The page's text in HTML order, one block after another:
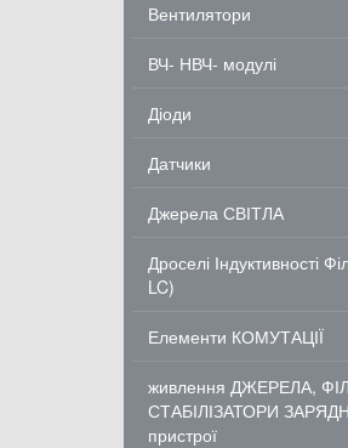
Вентилятори
ВЧ- НВЧ- модулі
Діоди
Датчики
Джерела СВІТЛА
Дроселі Індуктивності
LC)
Елементи КОМУТАЦІЇ
живлення ДЖЕРЕЛА,
СТАБІЛІЗАТОРИ
пристрої